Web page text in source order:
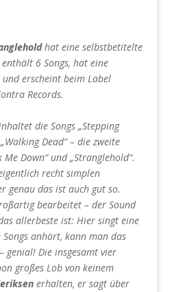
hat eine selbstbetitelte
6 Songs, hat eine
erscheint beim Label
Records.
die Songs „Stepping
Dead“ – die zweite
Me Down“ und „Stranglehold“.
recht simplen
genau das ist auch gut so.
bearbeitet – der Sound
allerbeste ist: Hier singt eine
anhört, kann man das
genial! Die insgesamt vier
großes Lob von keinem
erhalten, er sagt über